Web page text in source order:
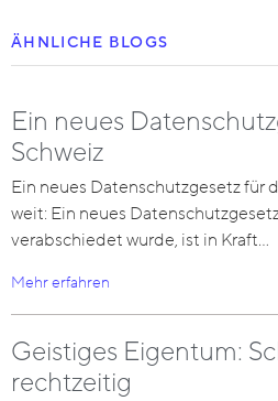
ÄHNLICHE BLOGS
Ein neues
Schweiz
Ein neues Datenschutzgesetz für
weit: Ein neues
verabschiedet wurde, ist in Kraft…
Mehr erfahren
Geistiges Eigentum:
rechtzeitig